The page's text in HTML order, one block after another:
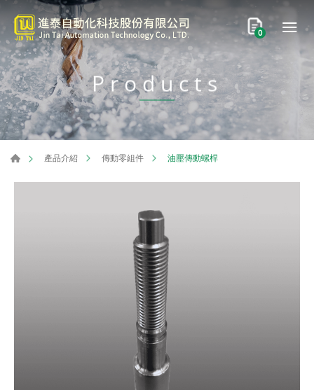
0
Products
產品介紹 傳動零組件 油壓傳動螺桿